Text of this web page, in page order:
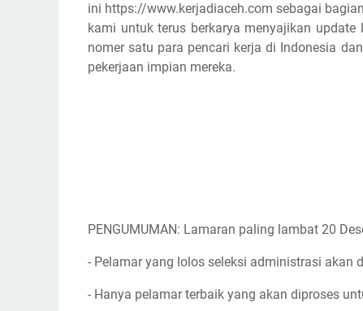
ini https://www.kerjadiaceh.com sebagai
kami untuk terus berkarya menyajikan
nomer satu para pencari kerja di Indonesia
pekerjaan impian mereka.
PENGUMUMAN: Lamaran paling lambat 20
- Pelamar yang lolos seleksi administrasi akan
- Hanya pelamar terbaik yang akan diproses